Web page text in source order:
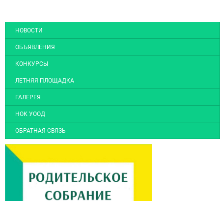
НОВОСТИ
ОБЪЯВЛЕНИЯ
КОНКУРСЫ
ЛЕТНЯЯ ПЛОЩАДКА
ГАЛЕРЕЯ
НОК УООД
ОБРАТНАЯ СВЯЗЬ